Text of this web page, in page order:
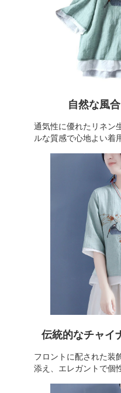
自然な風
通気性に優れたリネン
ルな質感で心地よい着
伝統的なチャイ
フロントに配された装
添え、エレガントで個